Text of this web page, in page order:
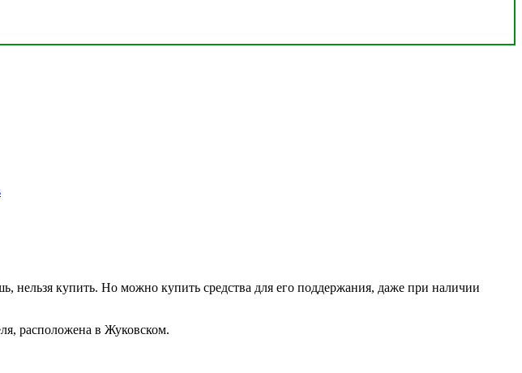
нельзя купить. Но можно купить средства для его поддержания, даже при наличии
расположена в Жуковском.